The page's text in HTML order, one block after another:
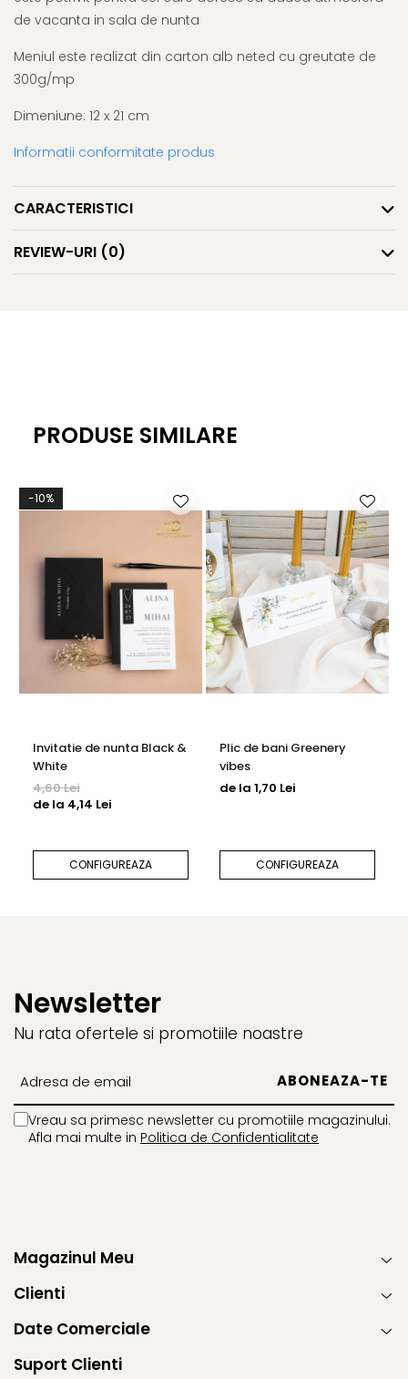
de vacanta in sala de nunta
Meniul este realizat din carton alb neted cu greutate de
300g/mp
Dimeniune: 12 x 21 cm
Informatii conformitate produs
CARACTERISTICI
REVIEW-URI (0)
PRODUSE SIMILARE
-10%
Invitatie de nunta Black &
White
4,60 Lei
de la 4,14 Lei
CONFIGUREAZA
Plic de bani Greenery
vibes
de la 1,70 Lei
CONFIGUREAZA
Newsletter
Nu rata ofertele si promotiile noastre
Vreau sa primesc newsletter cu promotiile magazinului.
Afla mai multe in Politica de Confidentialitate
Magazinul Meu
Clienti
Date Comerciale
Suport Clienti